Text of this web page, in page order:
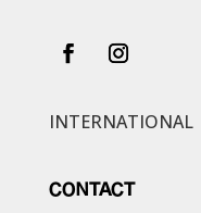
INTERNATIONAL
CONTACT